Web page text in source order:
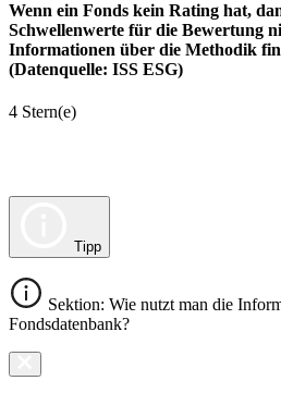
Wenn ein Fonds kein Rating hat,
Schwellenwerte für die Bewertung
Informationen über die Methodik
(Datenquelle: ISS ESG)
4 Stern(e)
Tipp
Sektion: Wie nutzt man die
Fondsdatenbank?